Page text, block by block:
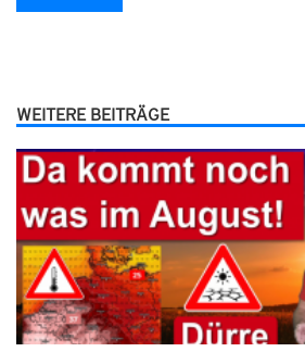
WEITERE BEITRÄGE